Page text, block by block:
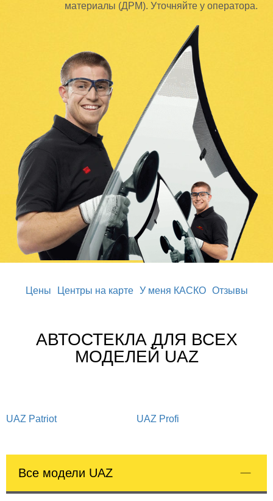
материалы (ДРМ). Уточняйте у оператора.
Цены Центры на карте У меня КАСКО Отзывы
АВТОСТЕКЛА ДЛЯ ВСЕХ
МОДЕЛЕЙ UAZ
UAZ Patriot UAZ Profi
Все модели UAZ